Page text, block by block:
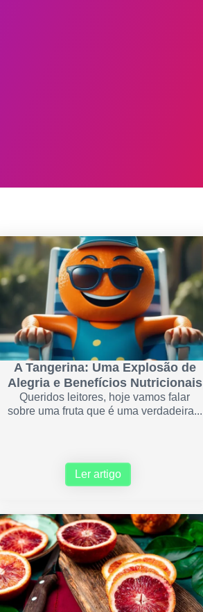
A Tangerina: Uma Explosão de
Alegria e Benefícios Nutricionais
Queridos leitores, hoje vamos falar
sobre uma fruta que é uma verdadeira...
Ler artigo